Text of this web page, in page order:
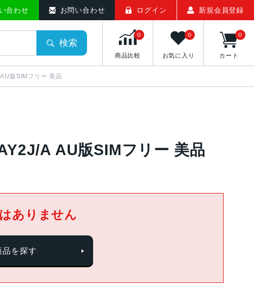
合わせ お問い合わせ ログイン 新規会員登録
検索
商品比較
0
お気に入り
0
カート
0
版SIMフリー 美品
A AU版SIMフリー 美品
ありません
品を探す